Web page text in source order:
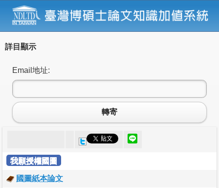
詳目顯示
Email地址:
轉寄
我願授權國圖
國圖紙本論文